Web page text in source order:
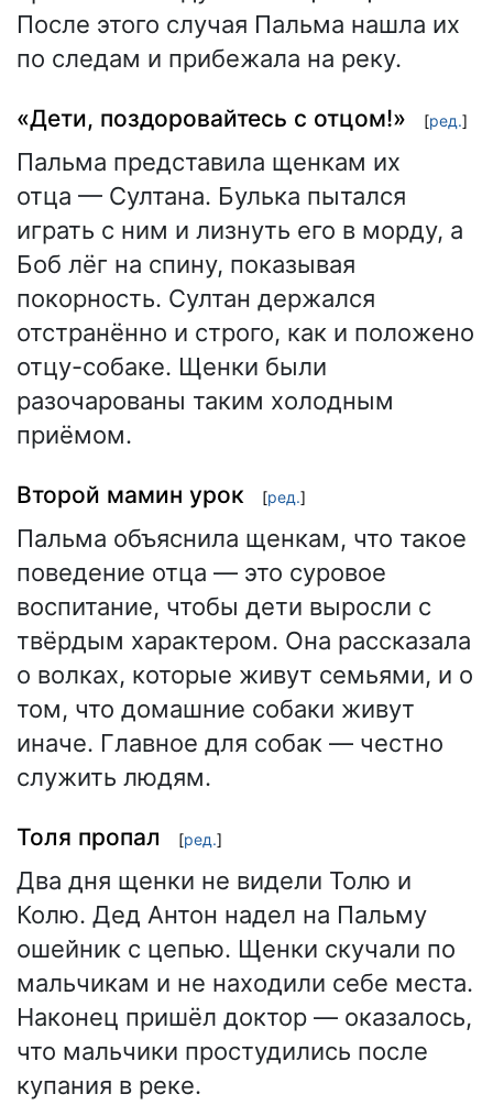
После этого случая Пальма нашла их
по следам и прибежала на реку.
«Дети, поздоровайтесь с отцом!» [ред.]
Пальма представила щенкам их
отца — Султана. Булька пытался
играть с ним и лизнуть его в морду, а
Боб лёг на спину, показывая
покорность. Султан держался
отстранённо и строго, как и положено
отцу-собаке. Щенки были
разочарованы таким холодным
приёмом.
Второй мамин урок [ред.]
Пальма объяснила щенкам, что такое
поведение отца — это суровое
воспитание, чтобы дети выросли с
твёрдым характером. Она рассказала
о волках, которые живут семьями, и о
том, что домашние собаки живут
иначе. Главное для собак — честно
служить людям.
Толя пропал [ред.]
Два дня щенки не видели Толю и
Колю. Дед Антон надел на Пальму
ошейник с цепью. Щенки скучали по
мальчикам и не находили себе места.
Наконец пришёл доктор — оказалось,
что мальчики простудились после
купания в реке.